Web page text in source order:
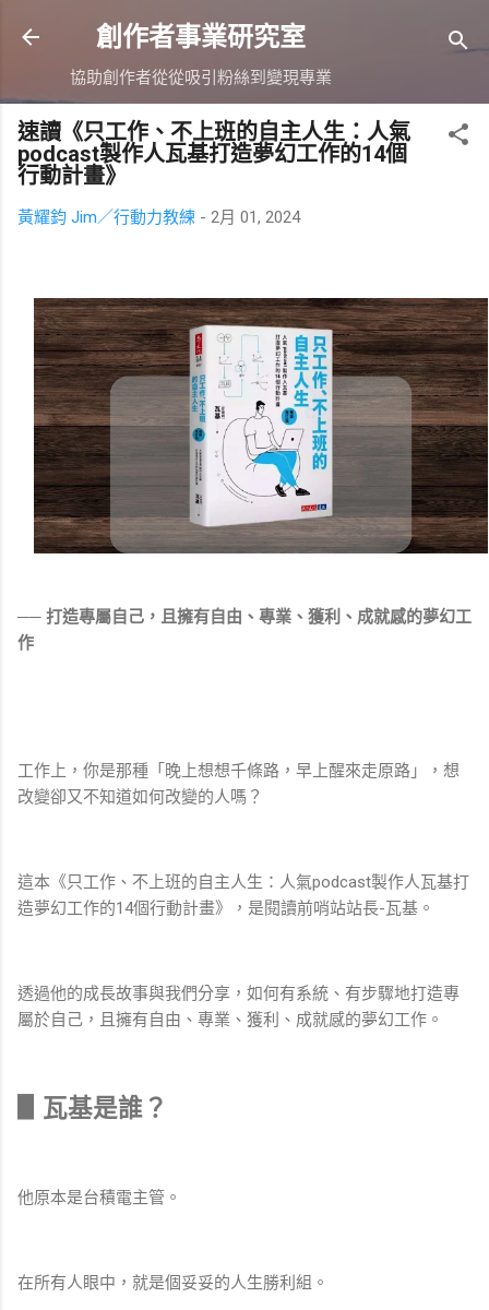
跳到主要內容
創作者事業研究室
協助創作者從從吸引粉絲到變現專業
速讀《只工作、不上班的自主人生：人氣
podcast製作人瓦基打造夢幻工作的14個
行動計畫》
黃耀鈞 Jim／行動力教練 - 2月 01, 2024
── 打造專屬自己，且擁有自由、專業、獲利、成就感的夢幻工
作
工作上，你是那種「晚上想想千條路，早上醒來走原路」，想
改變卻又不知道如何改變的人嗎？
這本《只工作、不上班的自主人生：人氣podcast製作人瓦基打
造夢幻工作的14個行動計畫》，是閱讀前哨站站長-瓦基。
透過他的成長故事與我們分享，如何有系統、有步驟地打造專
屬於自己，且擁有自由、專業、獲利、成就感的夢幻工作。
▋瓦基是誰？
他原本是台積電主管。
在所有人眼中，就是個妥妥的人生勝利組。